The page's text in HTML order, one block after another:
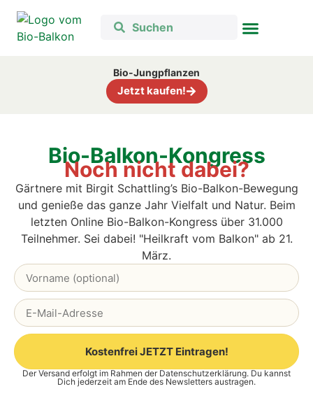
Bio-Jungpflanzen
Jetzt kaufen!
Bio-Balkon-Kongress
Noch nicht dabei?
Gärtnere mit Birgit Schattling’s Bio-Balkon-Bewegung
und genieße das ganze Jahr Vielfalt und Natur. Beim
letzten Online Bio-Balkon-Kongress über 31.000
Teilnehmer. Sei dabei! "Heilkraft vom Balkon" ab 21.
März.
Kostenfrei JETZT Eintragen!
Alternative:
Der Versand erfolgt im Rahmen der Datenschutzerklärung. Du kannst
Dich jederzeit am Ende des Newsletters austragen.